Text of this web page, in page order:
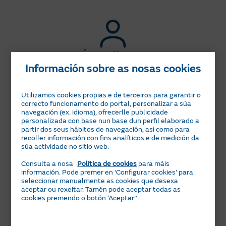
, percibindo a contía mínima vixente
en cada momento para as devanditas clases de
pensión, e non perciban outros ingresos cuxa
unidade de convivencia sexabeneficiario do
Ingreso Mínimo Vitalconforme ao establecido na
Lei 19/2021, do 20 de decembro, pola que se
establece o ingreso mínimo vital.
(1) Os multiplicadores de renda respecto do índice
IPREM de 14 pagas establecidos incrementaranse, en
cada caso, en 1 sempre que se acredite algunha das
seguintes circunstancias especiais: Que o consumidor
ou algún dos membros da unidade de convivencia
teña discapacidade recoñecida igual ou superior ao 33
Área Clientes
Podes cubrir máis rápido a túa solicitude
comodamente a documentación
Correo electrónico
documentación
a:bonosocial@comercializadoraregulada.e
s
Información sobre as nosas cookies
Utilizamos cookies propias e de terceiros para garantir o
correcto funcionamento do portal, personalizar a súa
navegación (ex. idioma), ofrecerlle publicidade
personalizada con base nun base dun perfil elaborado a
partir dos seus hábitos de navegación, así como para
recoller información con fins analíticos e de medición da
súa actividade no sitio web.
Consulta a nosa Política de cookies para máis
información. Pode premer en ‘Configurar cookies’ para
seleccionar manualmente as cookies que desexa
aceptar ou rexeitar. Tamén pode aceptar todas as
cookies premendo o botón ‘Aceptar’’.